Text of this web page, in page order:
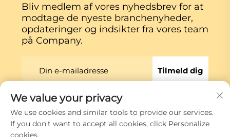
Bliv medlem af vores nyhedsbrev for at
modtage de nyeste branchenyheder,
opdateringer og indsikter fra vores team
på Company.
Tilmeld dig
Copyright © Xiamen Globe Machine Co.,ltd.
Privatlivspolitik
We value your privacy
We use cookies and similar tools to provide our services.
If you don't want to accept all cookies, click Personalize
cookies.